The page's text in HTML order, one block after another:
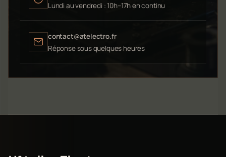
Lundi au vendredi : 10h–17h en continu
contact@atelectro.fr
Réponse sous quelques heures